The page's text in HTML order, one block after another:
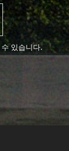
있습니다.